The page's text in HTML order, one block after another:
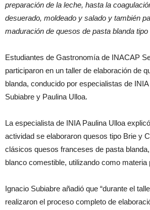
preparación de la leche, hasta la
desuerado, moldeado y salado y también
maduración de quesos de pasta blanda
Estudiantes de Gastronomía de INACAP
participaron en un taller de elaboración de
blanda, conducido por especialistas de
Subiabre y Paulina Ulloa.
La especialista de INIA Paulina Ulloa
actividad se elaboraron quesos tipo Brie y
clásicos quesos franceses de pasta
blanco comestible, utilizando como materia
Ignacio Subiabre añadió que “durante el
realizaron el proceso completo de